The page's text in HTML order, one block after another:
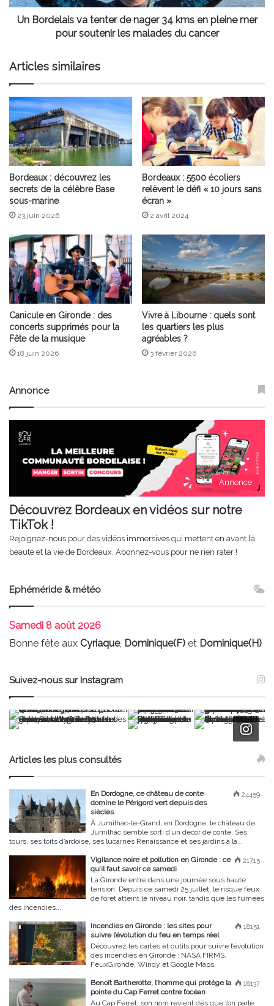
en
pleine
les
malades
du
cancer
Un Bordelais va tenter de nager 34 kms en pleine mer
pour soutenir les malades du cancer
Articles similaires
Bordeaux : découvrez les
secrets de la célèbre Base
sous-marine
23 juin 2026
Bordeaux : 5500 écoliers
relèvent le défi « 10 jours sans
écran »
2 avril 2024
Canicule en Gironde : des
concerts supprimés pour la
Fête de la musique
18 juin 2026
Vivre à Libourne : quels sont
les quartiers les plus
agréables ?
3 février 2026
Annonce
Annonce
Découvrez Bordeaux en vidéos sur notre
TikTok !
Rejoignez-nous pour des vidéos immersives qui mettent en avant la
beauté et la vie de Bordeaux. Abonnez-vous pour ne rien rater !
Ephéméride & météo
Samedi 8 août 2026
Bonne fête aux Cyriaque, Dominique(F) et Dominique(H)
Suivez-nous sur Instagram
Articles les plus consultés
24459
En Dordogne, ce château de conte
domine le Périgord vert depuis des
siècles
À Jumilhac-le-Grand, en Dordogne, le château de
Jumilhac semble sorti d’un décor de conte. Ses
tours, ses toits d’ardoise, ses lucarnes Renaissance et ses jardins à la...
21715
Vigilance noire et pollution en Gironde : ce
qu’il faut savoir ce samedi
La Gironde entre dans une journée sous haute
tension. Depuis ce samedi 25 juillet, le risque feux
de forêt atteint le niveau noir, tandis que les fumées
des incendies...
18151
Incendies en Gironde : les sites pour
suivre l’évolution du feu en temps réel
Découvrez les cartes et outils pour suivre l’évolution
des incendies en Gironde : NASA FIRMS,
FeuxGironde, Windy et Google Maps.
18137
Benoît Bartherotte, l’homme qui protège la
pointe du Cap Ferret contre l’océan
Au Cap Ferret, son nom revient dès que l’on parle